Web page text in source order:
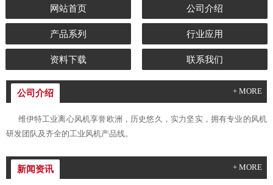
网站首页 公司介绍
产品系列 行业应用
资料下载 联系我们
公司介绍 + MORE
维伊特工业离心风机享誉欧洲，历史悠久，实力坚实，拥有专业的风机
研发团队及齐全的工业风机产品线。
新闻资讯 + MORE